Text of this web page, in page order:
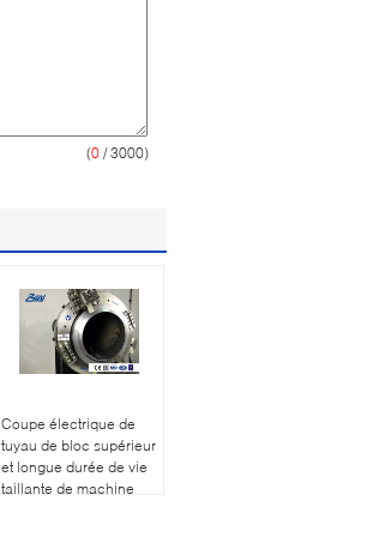
(0 / 3000)
Coupe électrique de
tuyau de bloc supérieur
et longue durée de vie
taillante de machine